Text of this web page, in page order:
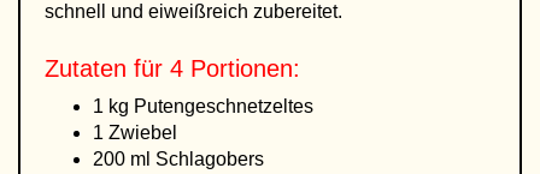
schnell und eiweißreich zubereitet.
Zutaten für 4 Portionen:
1 kg Putengeschnetzeltes
1 Zwiebel
200 ml Schlagobers